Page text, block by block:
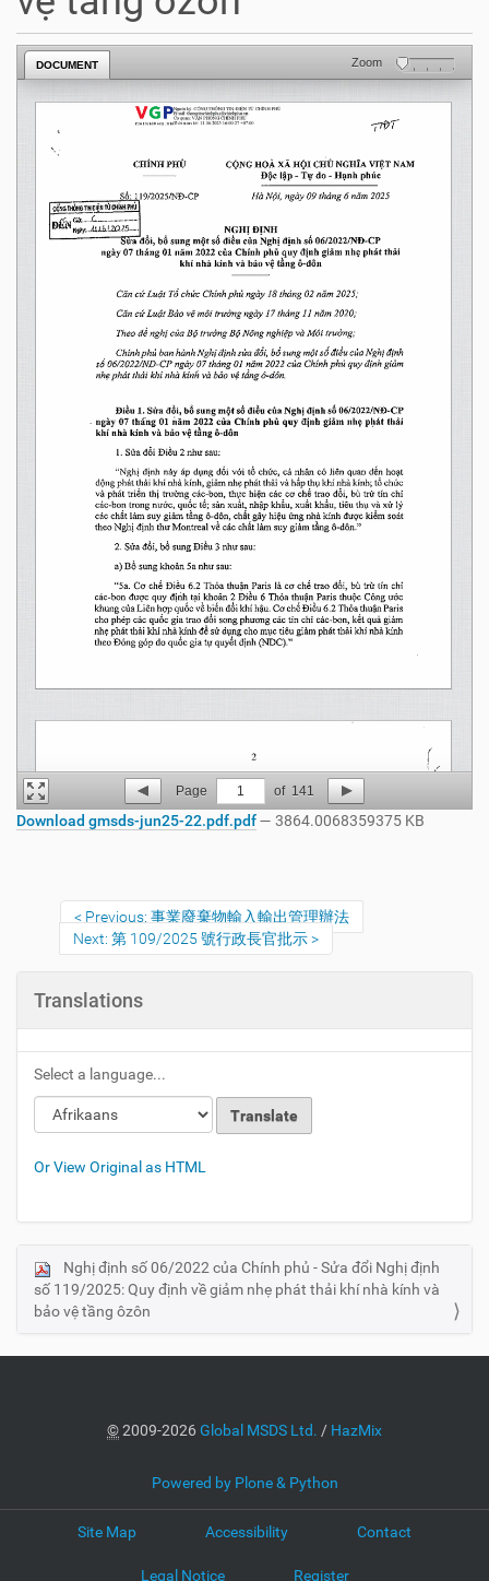
DOCUMENT Zoom
Page 1 of 141
Download gmsds-jun25-22.pdf.pdf— 3864.0068359375 KB
Previous: 事業廢棄物輸入輸出管理辦法
Next: 第 109/2025 號行政長官批示
Translations
Select a language...
Or View Original as HTML
N
a
i
Nghị định số 06/2022 của Chính phủ - Sửa đổi Nghị định
số 119/2025: Quy định về giảm nhẹ phát thải khí nhà kính và
bảo vệ tầng ôzôn
©2009-2026Global MSDS Ltd. / HazMix
Powered by Plone & Python
Site Map Accessibility Contact
Legal Notice Register